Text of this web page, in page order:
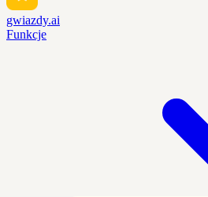
gwiazdy.ai
Funkcje